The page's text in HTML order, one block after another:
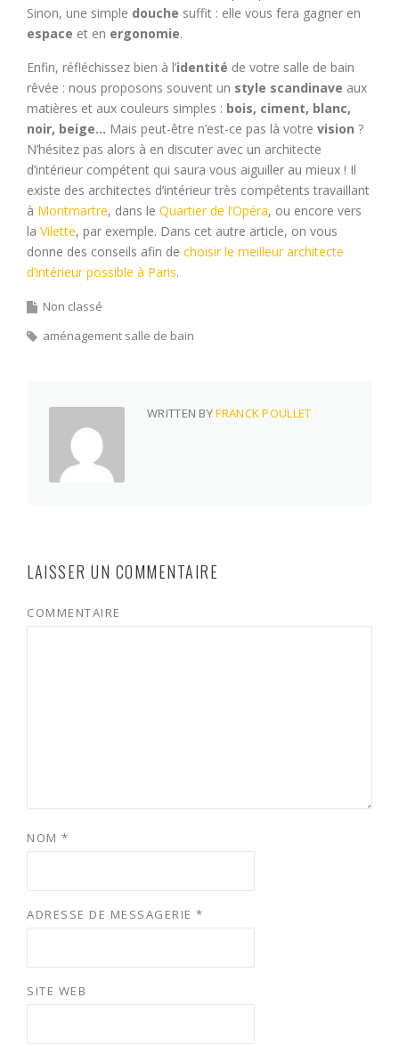
Sinon, une simple douche suffit : elle vous fera gagner en
espace et en ergonomie.
Enfin, réfléchissez bien à l’identité de votre salle de bain
rêvée : nous proposons souvent un style scandinave aux
matières et aux couleurs simples : bois, ciment, blanc,
noir, beige… Mais peut-être n’est-ce pas là votre vision ?
N’hésitez pas alors à en discuter avec un architecte
d’intérieur compétent qui saura vous aiguiller au mieux ! Il
existe des architectes d’intérieur très compétents travaillant
à Montmartre, dans le Quartier de l’Opéra, ou encore vers
la Vilette, par exemple. Dans cet autre article, on vous
donne des conseils afin de choisir le meilleur architecte
d’intérieur possible à Paris.
Non classé
aménagement salle de bain
WRITTEN BYFRANCK POULLET
LAISSER UN COMMENTAIRE
COMMENTAIRE
NOM *
ADRESSE DE MESSAGERIE *
SITE WEB